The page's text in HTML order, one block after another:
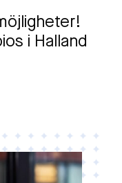
i Halland